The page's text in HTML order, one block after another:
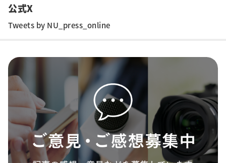
公式X
Tweets by NU_press_online